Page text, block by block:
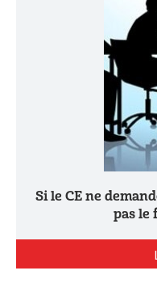
Si le CE ne demande rien, un syndicat ne peut
pas le